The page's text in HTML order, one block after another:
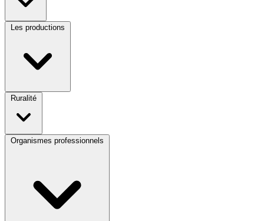
Les productions
Ruralité
Organismes professionnels